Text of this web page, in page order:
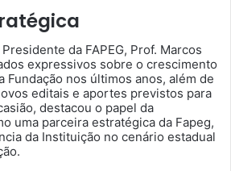
da FAPEG, Prof. Marcos
expressivos sobre o crescimento
Fundação nos últimos anos, além de
editais e aportes previstos para
destacou o papel da
uma parceira estratégica da Fapeg,
da Instituição no cenário estadual